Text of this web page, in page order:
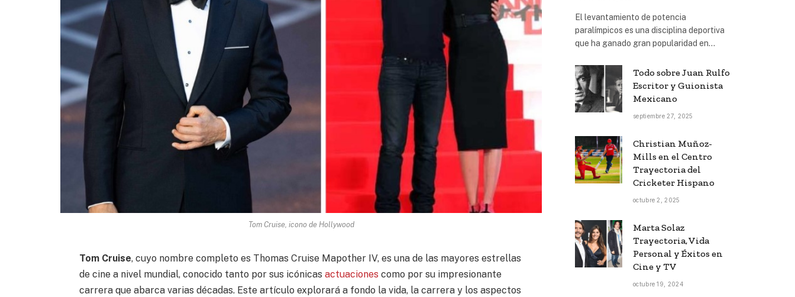
Tom Cruise, icono de Hollywood
Tom Cruise, cuyo nombre completo es Thomas Cruise Mapother IV, es una de las mayores estrellas
de cine a nivel mundial, conocido tanto por sus icónicasactuacionescomo por su impresionante
carrera que abarca varias décadas. Este artículo explorará a fondo la vida, la carrera y los aspectos
El levantamiento de potencia
paralímpicos es una disciplina deportiva
que ha ganado gran popularidad en…
Todo sobre Juan Rulfo
Escritor y Guionista
Mexicano
septiembre 27, 2025
Christian Muñoz-
Mills en el Centro
Trayectoria del
Cricketer Hispano
octubre 2, 2025
Marta Solaz
Trayectoria, Vida
Personal y Éxitos en
Cine y TV
octubre 19, 2024